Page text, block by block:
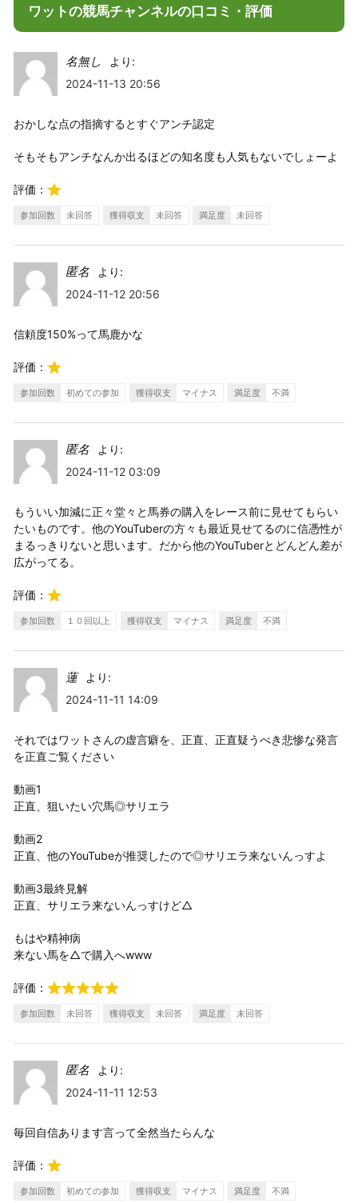
ワットの競馬チャンネルの口コミ・評価
名無し
より:
2024-11-13 20:56
おかしな点の指摘するとすぐアンチ認定
そもそもアンチなんか出るほどの知名度も人気もないでしょーよ
評価：
参加回数 未回答 獲得収支 未回答 満足度 未回答
匿名
より:
2024-11-12 20:56
信頼度150%って馬鹿かな
評価：
参加回数 初めての参加 獲得収支 マイナス 満足度 不満
匿名
より:
2024-11-12 03:09
もういい加減に正々堂々と馬券の購入をレース前に見せてもらい
たいものです。他のYouTuberの方々も最近見せてるのに信憑性が
まるっきりないと思います。だから他のYouTuberとどんどん差が
広がってる。
評価：
参加回数 １０回以上 獲得収支 マイナス 満足度 不満
蓮
より:
2024-11-11 14:09
それではワットさんの虚言癖を、正直、正直疑うべき悲惨な発言
を正直ご覧ください
動画1
正直、狙いたい穴馬◎サリエラ
動画2
正直、他のYouTubeが推奨したので◎サリエラ来ないんっすよ
動画3最終見解
正直、サリエラ来ないんっすけど△
もはや精神病
来ない馬を△で購入へwww
評価：
参加回数 未回答 獲得収支 未回答 満足度 未回答
匿名
より:
2024-11-11 12:53
毎回自信あります言って全然当たらんな
評価：
参加回数 初めての参加 獲得収支 マイナス 満足度 不満